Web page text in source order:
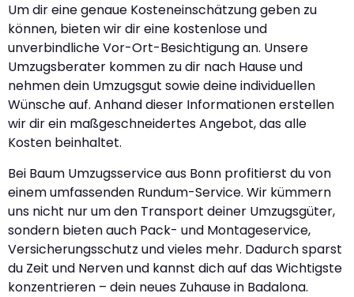
Um dir eine genaue Kosteneinschätzung geben zu
können, bieten wir dir eine kostenlose und
unverbindliche Vor-Ort-Besichtigung an. Unsere
Umzugsberater kommen zu dir nach Hause und
nehmen dein Umzugsgut sowie deine individuellen
Wünsche auf. Anhand dieser Informationen erstellen
wir dir ein maßgeschneidertes Angebot, das alle
Kosten beinhaltet.
Bei Baum Umzugsservice aus Bonn profitierst du von
einem umfassenden Rundum-Service. Wir kümmern
uns nicht nur um den Transport deiner Umzugsgüter,
sondern bieten auch Pack- und Montageservice,
Versicherungsschutz und vieles mehr. Dadurch sparst
du Zeit und Nerven und kannst dich auf das Wichtigste
konzentrieren – dein neues Zuhause in Badalona.